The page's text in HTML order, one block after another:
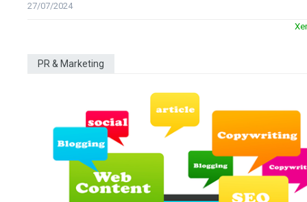
27/07/2024
PR & Marketing